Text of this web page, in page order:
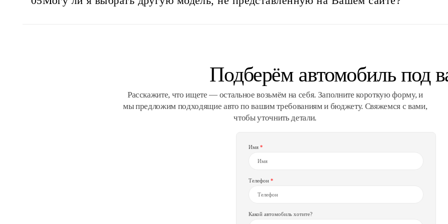
Подберём автомобиль под
Расскажите, что ищете — остальное возьмём на себя. Заполните короткую форму, и
мы предложим подходящие авто по вашим требованиям и бюджету. Свяжемся с вами,
чтобы уточнить детали.
Имя
Телефон
Какой автомобиль хотите?